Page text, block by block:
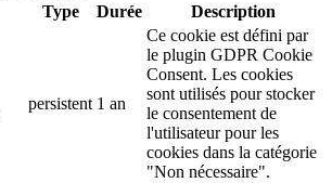
Type Durée Description
persistent 1 an
Ce cookie est défini par
le plugin GDPR Cookie
Consent. Les cookies
sont utilisés pour stocker
le consentement de
l'utilisateur pour les
cookies dans la catégorie
"Non nécessaire".